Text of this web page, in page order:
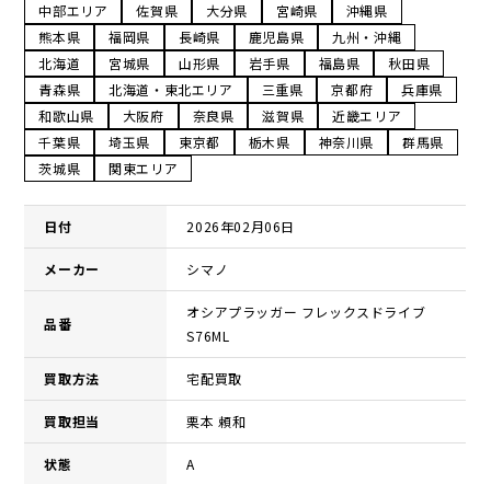
中部エリア
佐賀県 大分県 宮崎県
沖縄県
熊本県
福岡県 長崎県 鹿児島県
九州・沖縄
北海道
宮城県 山形県 岩手県 福島県
秋田県
青森県
北海道・東北エリア 三重県 京都府
兵庫県
和歌山県
大阪府 奈良県 滋賀県
近畿エリア
千葉県
埼玉県 東京都 栃木県 神奈川県
群馬県
茨城県
関東エリア
日付 2026年02月06日
メーカー シマノ
品番
オシアプラッガー フレックスドライブ
S76ML
買取方法 宅配買取
買取担当 栗本 頼和
状態 A